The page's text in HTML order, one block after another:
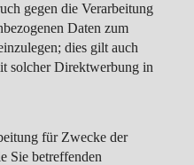
gegen die Verarbeitung
Daten zum
dies gilt auch
solcher Direktwerbung in
für Zwecke der
Sie betreffenden